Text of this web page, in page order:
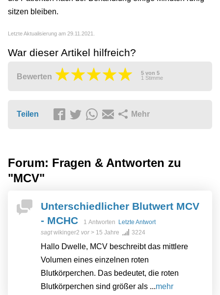
sitzen bleiben.
Letzte Aktualisierung am 29.11.2021.
War dieser Artikel hilfreich?
Bewerten 5 von 5
1 Stimme
Teilen Mehr
Forum: Fragen & Antworten zu
"MCV"
Unterschiedlicher Blutwert MCV
- MCHC
1 Antworten
Letzte Antwort
sagtwikinger2 vor> 15 Jahre 3224
Hallo Dwelle, MCV beschreibt das mittlere
Volumen eines einzelnen roten
Blutkörperchen. Das bedeutet, die roten
Blutkörperchen sind größer als ...mehr